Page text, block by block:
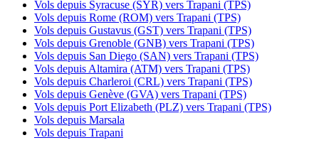
Vols depuis Syracuse (SYR) vers Trapani (TPS)
Vols depuis Rome (ROM) vers Trapani (TPS)
Vols depuis Gustavus (GST) vers Trapani (TPS)
Vols depuis Grenoble (GNB) vers Trapani (TPS)
Vols depuis San Diego (SAN) vers Trapani (TPS)
Vols depuis Altamira (ATM) vers Trapani (TPS)
Vols depuis Charleroi (CRL) vers Trapani (TPS)
Vols depuis Genève (GVA) vers Trapani (TPS)
Vols depuis Port Elizabeth (PLZ) vers Trapani (TPS)
Vols depuis Marsala
Vols depuis Trapani